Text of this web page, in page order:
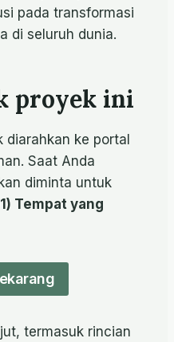
pada transformasi
di seluruh dunia.
proyek ini
diarahkan ke portal
Saat Anda
diminta untuk
Tempat yang
termasuk rincian